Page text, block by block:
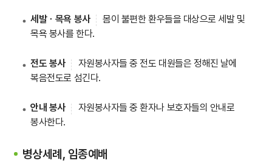
세발ㆍ목욕 봉사
몸이 불편한 환우들을 대상으로 세발 및
목욕 봉사를 한다.
전도 봉사
자원봉사자들 중 전도 대원들은 정해진 날에
복음전도로 섬긴다.
안내 봉사
자원봉사자들 중 환자나 보호자들의 안내로
봉사한다.
병상세례, 임종예배